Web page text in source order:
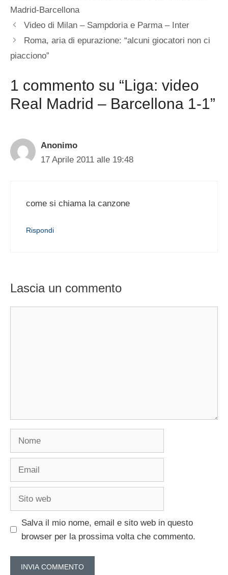
Madrid-Barcellona
Video di Milan – Sampdoria e Parma – Inter
Roma, aria di epurazione: “alcuni giocatori non ci
piacciono”
1 commento su “Liga: video
Real Madrid – Barcellona 1-1”
Anonimo
17 Aprile 2011 alle 19:48
come si chiama la canzone
Rispondi
Lascia un commento
Salva il mio nome, email e sito web in questo
browser per la prossima volta che commento.